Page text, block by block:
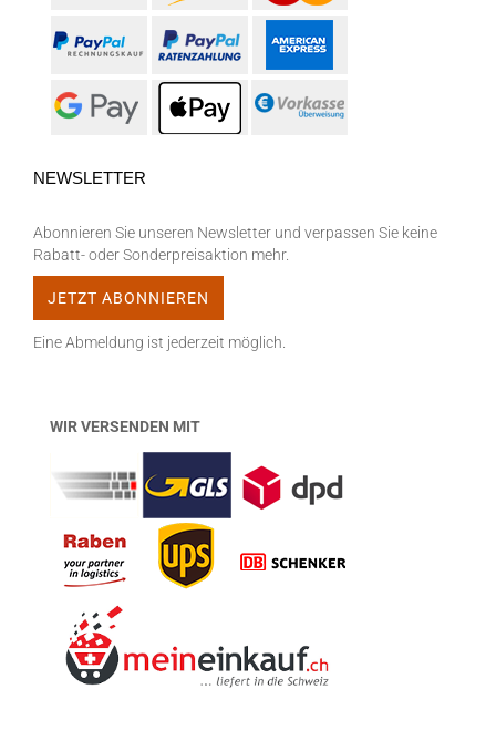
NEWSLETTER
Abonnieren Sie unseren Newsletter und verpassen Sie keine
Rabatt- oder Sonderpreisaktion mehr.
Eine Abmeldung ist jederzeit möglich.
WIR VERSENDEN MIT